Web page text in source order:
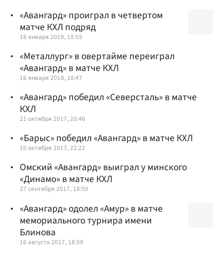
«Авангард» проиграл в четвертом
матче КХЛ подряд
18 января 2018, 18:55
«Металлург» в овертайме переиграл
«Авангард» в матче КХЛ
16 января 2018, 18:47
«Авангард» победил «Северсталь» в матче
КХЛ
21 октября 2017, 20:46
«Барыс» победил «Авангард» в матче КХЛ
10 октября 2017, 22:22
Омский «Авангард» выиграл у минского
«Динамо» в матче КХЛ
27 сентября 2017, 18:50
«Авангард» одолел «Амур» в матче
мемориального турнира имени
Блинова
16 августа 2017, 18:59